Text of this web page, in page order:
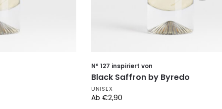
Nº 127 inspiriert von
Black Saffron by Byredo
UNISEX
Ab €2,90